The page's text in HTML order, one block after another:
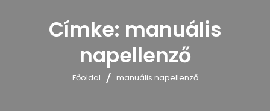
Címke: manuális
napellenző
Főoldal manuális napellenző